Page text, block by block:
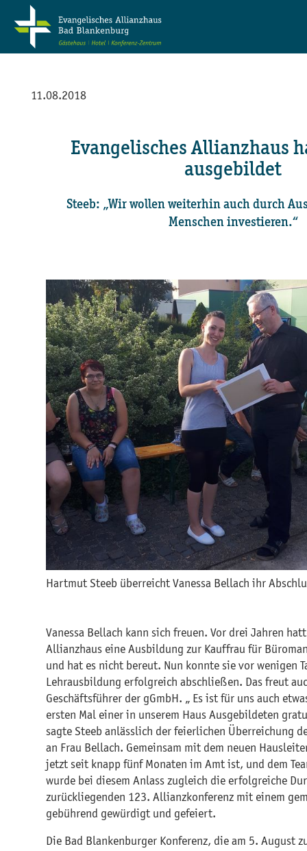
11.08.2018
Evangelisches Allianzhaus
ausgebildet
Steeb: „Wir wollen weiterhin auch durch
Menschen investieren.“
Hartmut Steeb überreicht Vanessa Bellach ihr
Vanessa Bellach kann sich freuen. Vor drei Jahren
Allianzhaus eine Ausbildung zur Kauffrau für
und hat es nicht bereut. Nun konnte sie vor wenigen
Lehrausbildung erfolgreich abschließen. Das freut
Geschäftsführer der gGmbH. „ Es ist für uns auch
ersten Mal einer in unserem Haus Ausgebildeten
sagte Steeb anlässlich der feierlichen Überreichung
an Frau Bellach. Gemeinsam mit dem neuen
jetzt seit knapp fünf Monaten im Amt ist, und dem
wurde bei diesem Anlass zugleich die erfolgreiche
zurückliegenden 123. Allianzkonferenz mit einem
gebührend gewürdigt und gefeiert.
Die Bad Blankenburger Konferenz, die am 5. August